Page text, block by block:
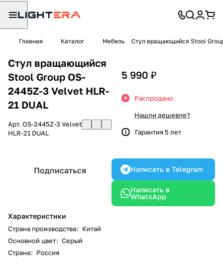
Главная Каталог Мебель Стул вращающийся Stool
Стул вращающийся
Stool Group OS-
2445Z-3 Velvet HLR-
21 DUAL
Арт. OS-2445Z-3 Velvet
HLR-21 DUAL
Подписаться
Характеристики
Страна производства: Китай
Основной цвет: Серый
Страна: Россия
5 990 ₽
Распродано
Нашли дешевле?
Гарантия 5 лет
Написать в Telegram
Написать в
WhatsApp